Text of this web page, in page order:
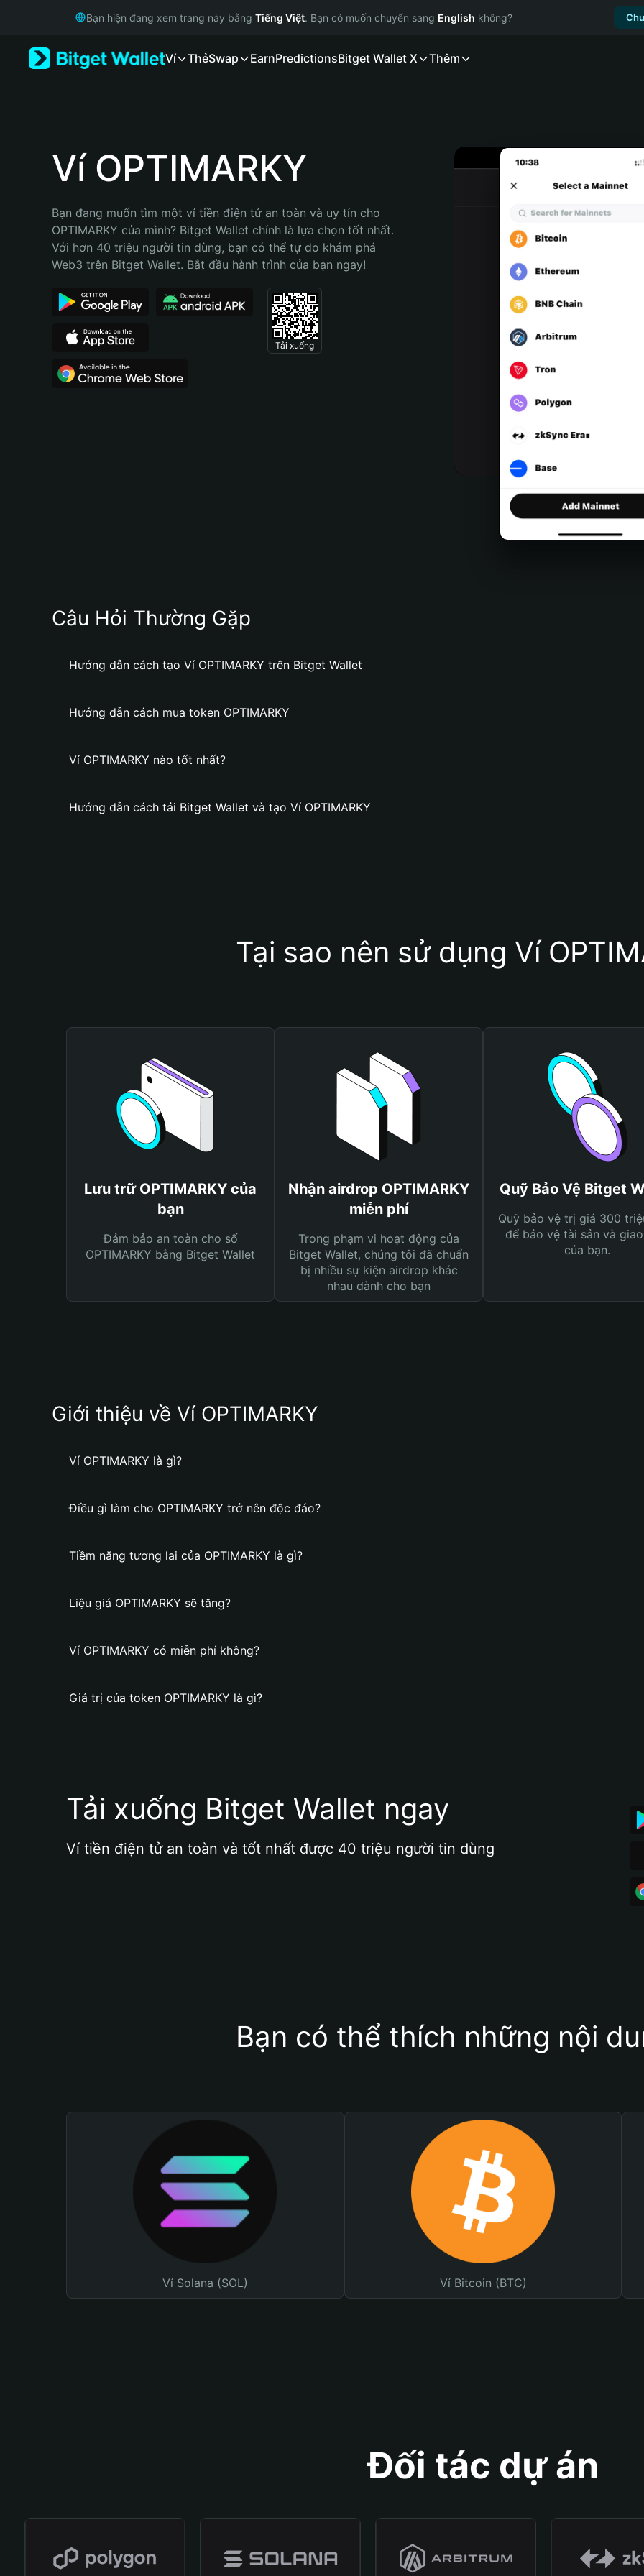
Русский
Bahasa Indonesia
Português (Brasil)
Bạn hiện đang xem trang này bằng Tiếng Việt. Bạn có muốn chuyển sang English không?
Ví ThẻSwap EarnPredictionsBitget Wallet X Thêm
Ví OPTIMARKY
Bạn đang muốn tìm một ví tiền điện tử an toàn và uy tín cho
OPTIMARKY của mình? Bitget Wallet chính là lựa chọn tốt nhất.
Với hơn 40 triệu người tin dùng, bạn có thể tự do khám phá
Web3 trên Bitget Wallet. Bắt đầu hành trình của bạn ngay!
Tải xuống
Câu Hỏi Thường Gặp
Hướng dẫn cách tạo Ví OPTIMARKY trên Bitget Wallet
Hướng dẫn cách mua token OPTIMARKY
Ví OPTIMARKY nào tốt nhất?
Hướng dẫn cách tải Bitget Wallet và tạo Ví OPTIMARKY
Tại sao nên sử dụng Ví
Lưu trữ OPTIMARKY của
bạn
Đảm bảo an toàn cho số
OPTIMARKY bằng Bitget Wallet
Nhận airdrop OPTIMARKY
miễn phí
Trong phạm vi hoạt động của
Bitget Wallet, chúng tôi đã chuẩn
bị nhiều sự kiện airdrop khác
nhau dành cho bạn
Quỹ Bảo Vệ Bitget
Quỹ bảo vệ trị giá 300
để bảo vệ tài sản và
của bạn.
Giới thiệu về Ví OPTIMARKY
Ví OPTIMARKY là gì?
Điều gì làm cho OPTIMARKY trở nên độc đáo?
Tiềm năng tương lai của OPTIMARKY là gì?
Liệu giá OPTIMARKY sẽ tăng?
Ví OPTIMARKY có miễn phí không?
Giá trị của token OPTIMARKY là gì?
Tải xuống Bitget Wallet ngay
Ví tiền điện tử an toàn và tốt nhất được 40 triệu người tin dùng
Bạn có thể thích những nội
Ví Solana (SOL) Ví Bitcoin (BTC)
Đối tác dự án